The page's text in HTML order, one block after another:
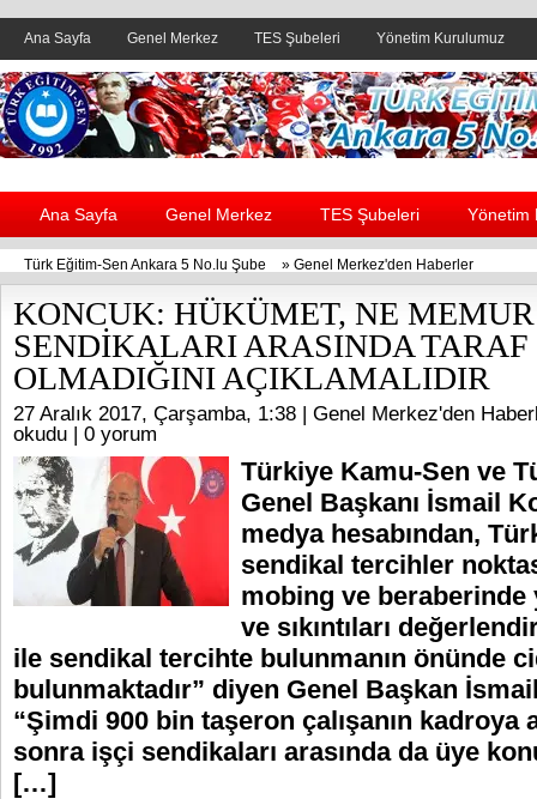
Ana Sayfa Genel Merkez TES Şubeleri Yönetim Kurulumuz
Header yanı reklam alanı
Ana Sayfa Genel Merkez TES Şubeleri Yönetim
Türk Eğitim-Sen Ankara 5 No.lu Şube » Genel Merkez'den Haberler
KONCUK: HÜKÜMET, NE
SENDİKALARI ARASINDA TARAF
OLMADIĞINI AÇIKLAMALIDIR
27 Aralık 2017, Çarşamba, 1:38 | Genel Merkez'den
okudu | 0 yorum
Türkiye Kamu-Sen ve
Genel Başkanı İsmail
medya hesabından,
sendikal tercihler
mobing ve beraberinde
ve sıkıntıları
ile sendikal tercihte bulunmanın önünde
bulunmaktadır” diyen Genel Başkan
“Şimdi 900 bin taşeron çalışanın kadroya
sonra işçi sendikaları arasında da üye
[…]